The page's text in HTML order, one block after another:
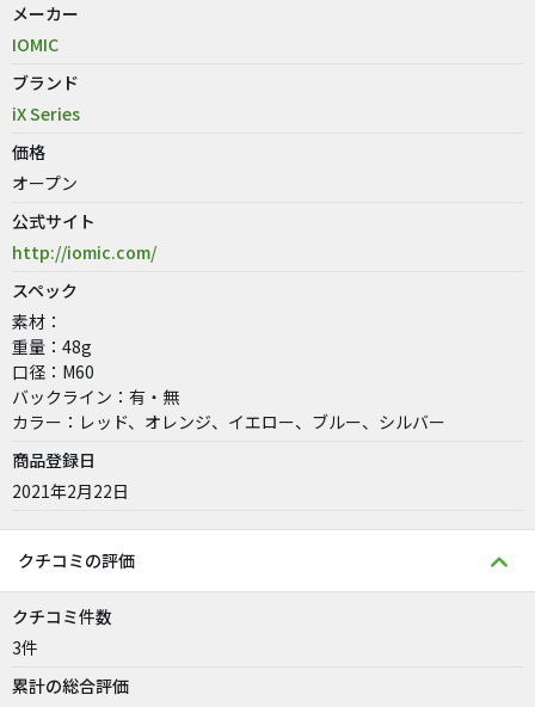
メーカー
IOMIC
ブランド
iX Series
価格
オープン
公式サイト
http://iomic.com/
スペック
素材：
重量：48g
口径：M60
バックライン：有・無
カラー：レッド、オレンジ、イエロー、ブルー、シルバー
商品登録日
2021年2月22日
クチコミの評価
クチコミ件数
3件
累計の総合評価